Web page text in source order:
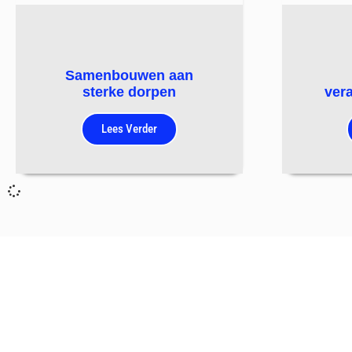
Samenbouwen aan
sterke dorpen
Lees Verder